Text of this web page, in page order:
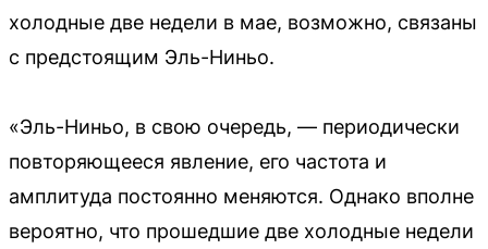
холодные две недели в мае, возможно, связаны
с предстоящим Эль-Ниньо.
«Эль-Ниньо, в свою очередь, — периодически
повторяющееся явление, его частота и
амплитуда постоянно меняются. Однако вполне
вероятно, что прошедшие две холодные недели